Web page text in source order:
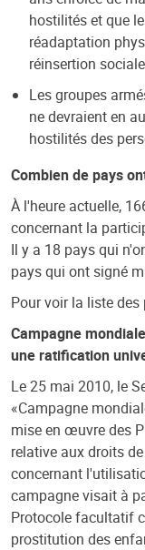
hostilités et que
réadaptation
réinsertion
Les groupes
ne devraient en
hostilités des
Combien de pays
À l'heure actuelle,
concernant la
Il y a 18 pays qui
pays qui ont signé
Pour voir la liste
Campagne
une ratification
Le 25 mai 2010, le
«Campagne
mise en œuvre des
relative aux droits
concernant
campagne visait à
Protocole facultatif
prostitution des